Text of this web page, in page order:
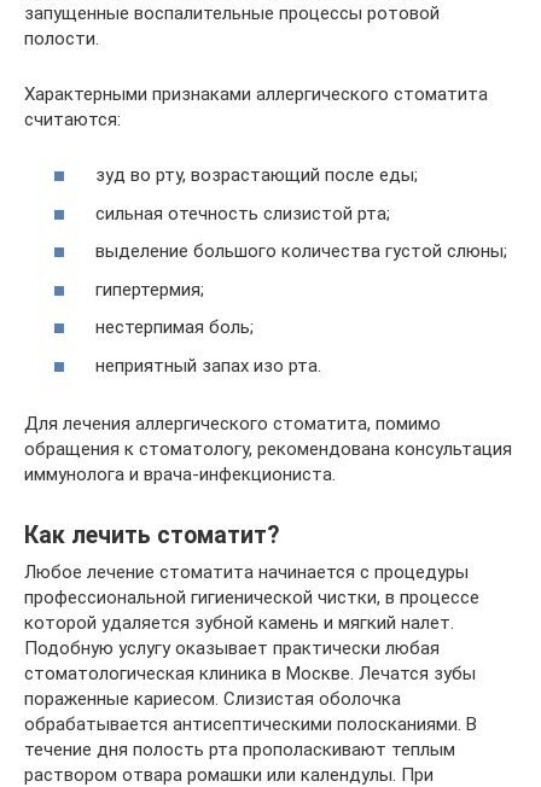
запущенные воспалительные процессы ротовой
полости.
Характерными признаками аллергического стоматита
считаются:
зуд во рту, возрастающий после еды;
сильная отечность слизистой рта;
выделение большого количества густой слюны;
гипертермия;
нестерпимая боль;
неприятный запах изо рта.
Для лечения аллергического стоматита, помимо
обращения к стоматологу, рекомендована консультация
иммунолога и врача-инфекциониста.
Как лечить стоматит?
Любое лечение стоматита начинается с процедуры
профессиональной гигиенической чистки, в процессе
которой удаляется зубной камень и мягкий налет.
Подобную услугу оказывает практически любая
стоматологическая клиника в Москве. Лечатся зубы
пораженные кариесом. Слизистая оболочка
обрабатывается антисептическими полосканиями. В
течение дня полость рта прополаскивают теплым
раствором отвара ромашки или календулы. При